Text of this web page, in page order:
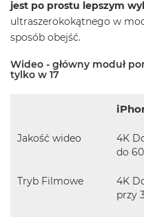
2
4
G
R
A
c
k
jest po prostu lepszym
ultraszerokokątnego w
sposób obejść.
Wideo - główny moduł
tylko w 17
Jakość wideo
4K
do
Tryb Filmowe
4K
przy